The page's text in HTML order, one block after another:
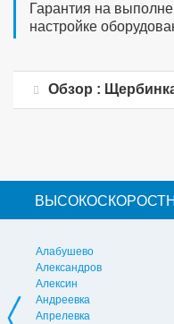
Гарантия на
настройке
Обзор :
Алабушево
Александров
Алексин
Андреевка
Апрелевка